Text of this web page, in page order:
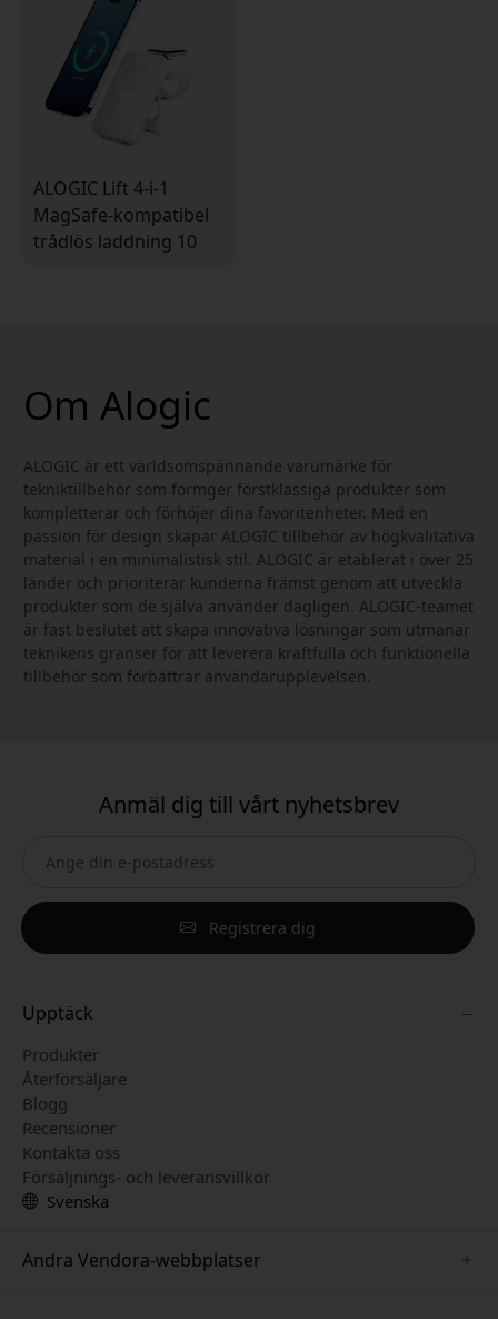
ALOGIC Lift 4-i-1
MagSafe-kompatibel
trådlös laddning 10
Om Alogic
ALOGIC är ett världsomspännande varumärke för
tekniktillbehör som formger förstklassiga produkter som
kompletterar och förhöjer dina favoritenheter. Med en
passion för design skapar ALOGIC tillbehör av högkvalitativa
material i en minimalistisk stil. ALOGIC är etablerat i över 25
länder och prioriterar kunderna främst genom att utveckla
produkter som de själva använder dagligen. ALOGIC-teamet
är fast beslutet att skapa innovativa lösningar som utmanar
teknikens gränser för att leverera kraftfulla och funktionella
tillbehör som förbättrar användarupplevelsen.
Anmäl dig till vårt nyhetsbrev
Registrera dig
Upptäck
Produkter
Återförsäljare
Blogg
Recensioner
Kontakta oss
Försäljnings- och leveransvillkor
Svenska
Andra Vendora-webbplatser